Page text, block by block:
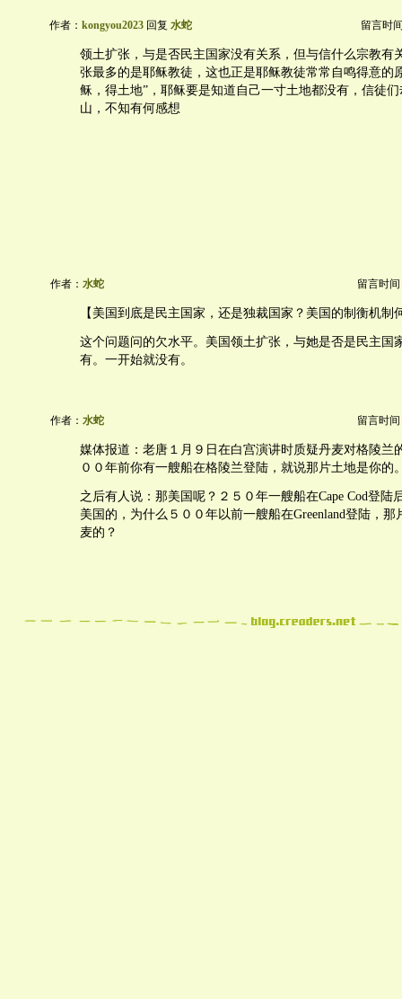
作者： kongyou2023 回复 水蛇 留言时
领土扩张，与是否民主国家没有关系，但与信什么宗教有
张最多的是耶稣教徒，这也正是耶稣教徒常常自鸣得意的
稣，得土地”，耶稣要是知道自己一寸土地都没有，信徒
山，不知有何感想
作者： 水蛇 留言时间
【美国到底是民主国家，还是独裁国家？美国的制衡机制
这个问题问的欠水平。美国领土扩张，与她是否是民主国
有。一开始就没有。
作者： 水蛇 留言时间
媒体报道：老唐１月９日在白宫演讲时质疑丹麦对格陵兰
００年前你有一艘船在格陵兰登陆，就说那片土地是你的
之后有人说：那美国呢？２５０年一艘船在Cape Cod登陆
美国的，为什么５００年以前一艘船在Greenland登陆，
麦的？